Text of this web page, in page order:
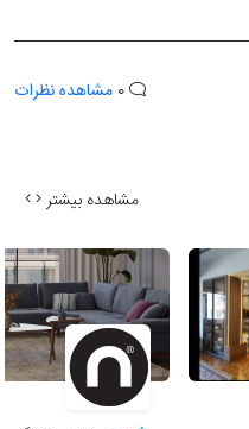
مشاهده نظرات
مشاهده بیشتر